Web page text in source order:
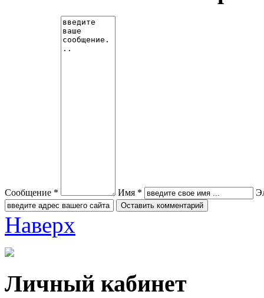
Сообщение * Имя *
Наверх
Личный кабинет